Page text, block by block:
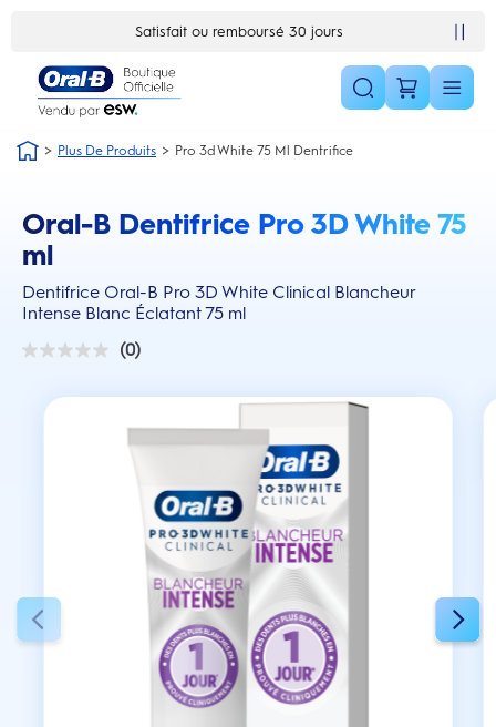
Satisfait ou remboursé 30 jours
Plus De Produits Pro 3d White 75 Ml Dentrifice
Oral-B Dentifrice Pro 3D White 75
ml
Dentifrice Oral-B Pro 3D White Clinical Blancheur
Intense Blanc Éclatant 75 ml
this action will scroll you to the reviews section
(0)
0.0
étoiles.